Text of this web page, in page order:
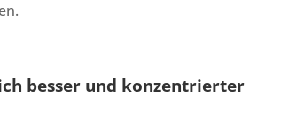
besser und konzentrierter